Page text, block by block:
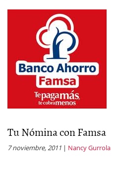
Tu Nómina con Famsa
7 noviembre, 2011 | Nancy Gurrola